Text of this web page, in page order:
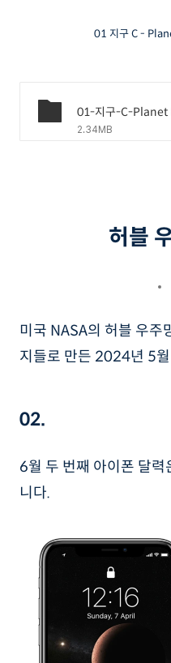
01 지구 C -
01-지구-C-Planet
2.34MB
허블
미국 NASA의 허블 우주
지들로 만든 2024년 5
02.
6월 두 번째 아이폰 달
니다.